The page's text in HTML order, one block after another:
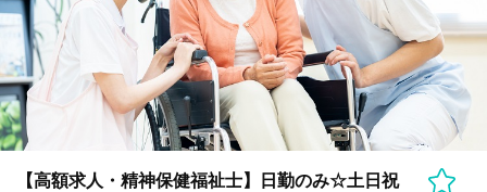
【高額求人・精神保健福祉士】日勤のみ☆土日祝